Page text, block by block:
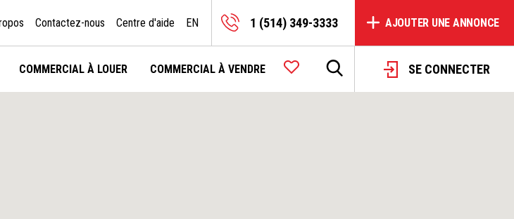
Contactez-nous Centre d'aide EN 1 (514) 349-3333 AJOUTER UNE ANNONCE
COMMERCIAL À LOUER COMMERCIAL À VENDRE SE CONNECTER